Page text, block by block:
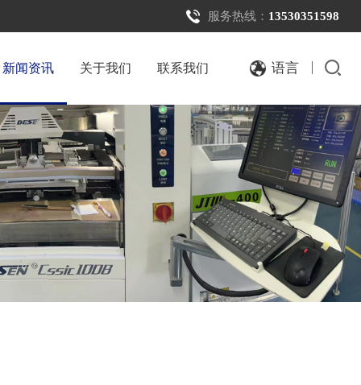
服务热线： 13530351598
新闻资讯 关于我们 联系我们 语言